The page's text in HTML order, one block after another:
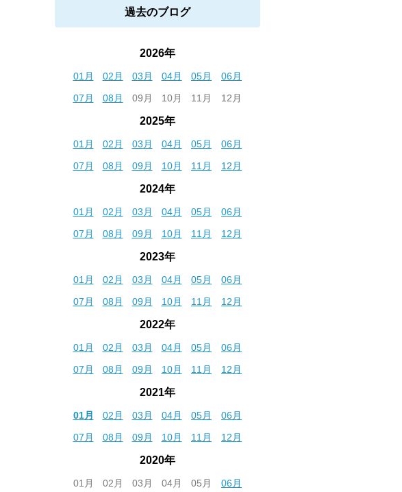
過去のブログ
2026年
01月 02月 03月 04月 05月
06月
07月
08月 09月 10月 11月 12月
2025年
01月 02月 03月 04月 05月
06月
07月
08月 09月 10月 11月 12月
2024年
01月 02月 03月 04月 05月
06月
07月
08月 09月 10月 11月 12月
2023年
01月 02月 03月 04月 05月
06月
07月
08月 09月 10月 11月 12月
2022年
01月 02月 03月 04月 05月
06月
07月
08月 09月 10月 11月 12月
2021年
01月 02月 03月 04月 05月
06月
07月
08月 09月 10月 11月 12月
2020年
01月 02月 03月 04月 05月 06月